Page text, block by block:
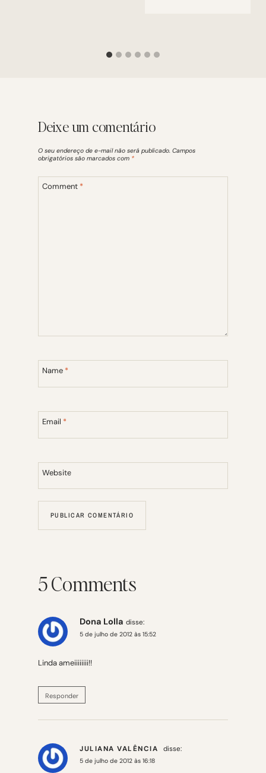
Deixe um comentário
O seu endereço de e-mail não será publicado. Campos
obrigatórios são marcados com *
Comment *
Name *
Email *
Website
5 Comments
Dona Lolla disse:
5 de julho de 2012 às 15:52
Linda ameiiiiiiii!!
Responder
JULIANA VALÊNCIA disse:
5 de julho de 2012 às 16:18